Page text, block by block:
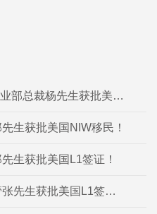
部总裁杨先生获批美国
生获批美国NIW移民！
生获批美国L1签证！
先生获批美国L1签